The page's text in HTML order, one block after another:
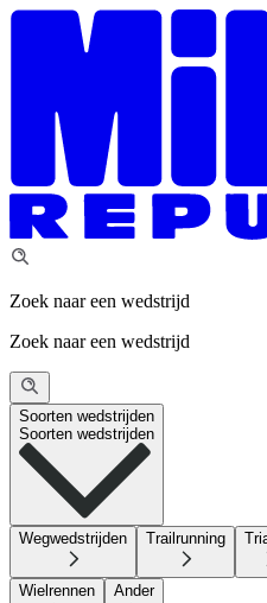
Zoek naar een wedstrijd
Zoek naar een wedstrijd
Soorten wedstrijden
Soorten wedstrijden
Wegwedstrijden Trailrunning
Wielrennen Ander